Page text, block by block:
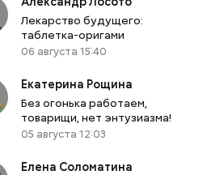
Лекарство будущего:
таблетка-оригами
06 августа 15:40
Екатерина Рощина
Без огонька работаем,
товарищи, нет энтузиазма!
05 августа 12:03
Елена Соломатина